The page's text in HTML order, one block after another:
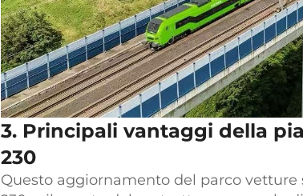
3. Principali vantaggi della
230
Questo aggiornamento del parco